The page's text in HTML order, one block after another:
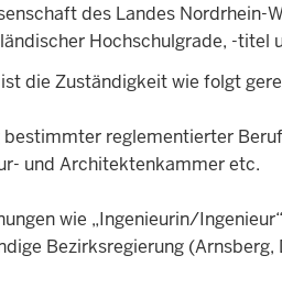
des Landes
Hochschulgrade, -titel
die Zuständigkeit wie folgt
reglementierter
und Architektenkammer etc.
wie „Ingenieurin/
Bezirksregierung